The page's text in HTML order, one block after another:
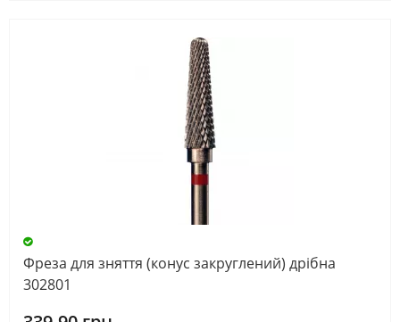
Фреза для зняття (конус закруглений) дрібна
302801